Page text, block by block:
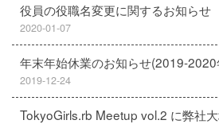
役員の役職名変更に関するお知らせ
2020-01-07
年末年始休業のお知らせ(2019-2020
2019-12-24
TokyoGirls.rb Meetup vol.2 に弊社